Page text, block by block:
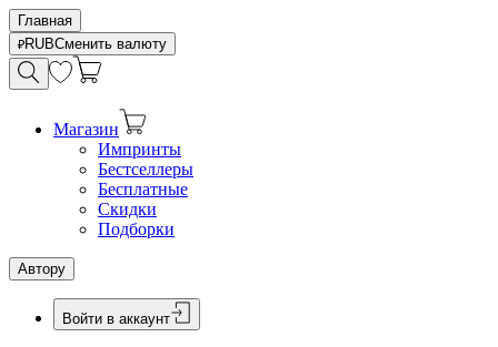
Главная
RUBСменить валюту
Магазин
Импринты
Бестселлеры
Бесплатные
Скидки
Подборки
Автору
Войти в аккаунт